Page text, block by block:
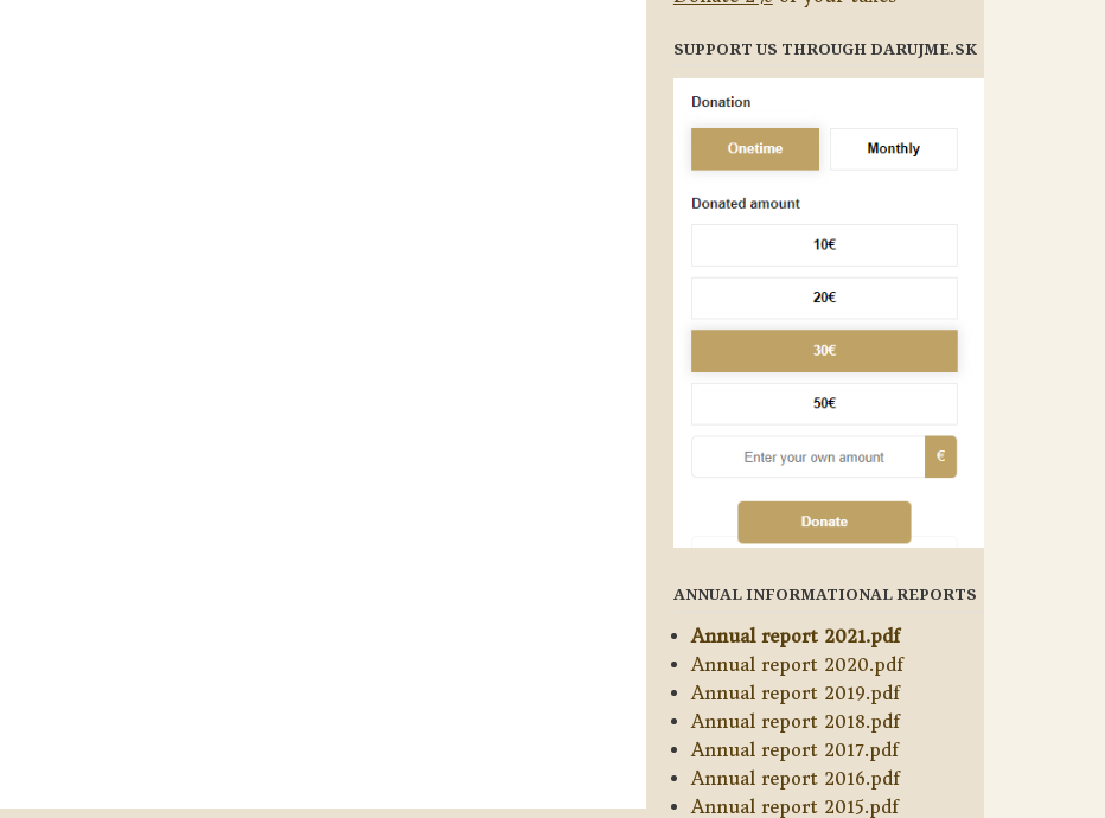
SUPPORT US THROUGH DARUJME.SK
ANNUAL INFORMATIONAL REPORTS
Annual report 2021.pdf
Annual report 2020.pdf
Annual report 2019.pdf
Annual report 2018.pdf
Annual report 2017.pdf
Annual report 2016.pdf
Annual report 2015.pdf